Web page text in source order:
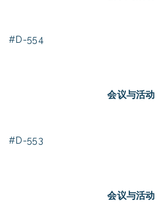
#D-554
会议与活动
#D-553
会议与活动